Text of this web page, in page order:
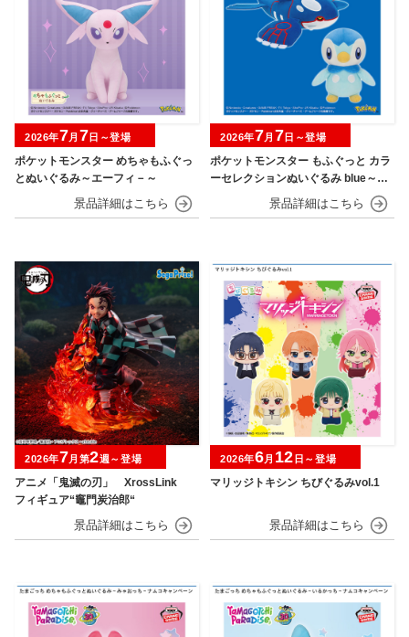
ポケットモンスター めちゃもふぐっ
とぬいぐるみ～エーフィ－～
2026年7月 7日～登場
ポケットモンスター もふぐっと カラ
ーセレクションぬいぐるみ blue～カ
イオーガ・ポッチャマ～
2026年7月 7日～登場
アニメ「鬼滅の刃」 XrossLink
フィギュア“竈門炭治郎“
2026年7月第2週～登場
マリッジトキシン ちびぐるみvol.1
2026年6月 12 日～登場